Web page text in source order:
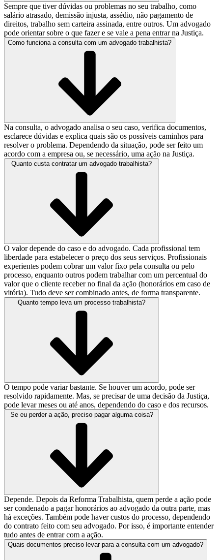
Sempre que tiver dúvidas ou problemas no seu trabalho, como
salário atrasado, demissão injusta, assédio, não pagamento de
direitos, trabalho sem carteira assinada, entre outros. Um advogado
pode orientar sobre o que fazer e se vale a pena entrar na Justiça.
Como funciona a consulta com um advogado trabalhista?
Na consulta, o advogado analisa o seu caso, verifica documentos,
esclarece dúvidas e explica quais são os possíveis caminhos para
resolver o problema. Dependendo da situação, pode ser feito um
acordo com a empresa ou, se necessário, uma ação na Justiça.
Quanto custa contratar um advogado trabalhista?
O valor depende do caso e do advogado. Cada profissional tem
liberdade para estabelecer o preço dos seus serviços. Profissionais
experientes podem cobrar um valor fixo pela consulta ou pelo
processo, enquanto outros podem trabalhar com um percentual do
valor que o cliente receber no final da ação (honorários em caso de
vitória). Tudo deve ser combinado antes, de forma transparente.
Quanto tempo leva um processo trabalhista?
O tempo pode variar bastante. Se houver um acordo, pode ser
resolvido rapidamente. Mas, se precisar de uma decisão da Justiça,
pode levar meses ou até anos, dependendo do caso e dos recursos.
Se eu perder a ação, preciso pagar alguma coisa?
Depende. Depois da Reforma Trabalhista, quem perde a ação pode
ser condenado a pagar honorários ao advogado da outra parte, mas
há exceções. Também pode haver custos do processo, dependendo
do contrato feito com seu advogado. Por isso, é importante entender
tudo antes de entrar com a ação.
Quais documentos preciso levar para a consulta com um advogado?